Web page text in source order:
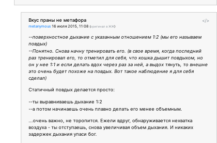
</>
Вкус праны не метафора
metanymous 16 июля 2015, 11:08 (оригинал в ЖЖ)
--поверхностное дыхание с указанным отношением 1:2 (мы его называем
повдых)
--Понятно. Снова начну тренировать его. (в свое время, когда последний
раз тренировал его, то отметил для себя, что кошка дышит повдыхом, но
он у нее 1:1 и если делать вдох через раз за ней, а выдох тянуть, то внешне
это очень будет похоже на повдых. Вот такое наблюдение я для себя
сделал)
Статичный повдых делается просто:
--ты выравниваешь дыхание 1:2
--а потом начинаешь очень плавно делать его менее объемным.
...очень важно, не торопится. Ежели вдруг, обнаруживается нехватка
воздуха - ты отступаешь, снова увеличивая объем дыхания. И никаких
задержек дыхания упаси бог.